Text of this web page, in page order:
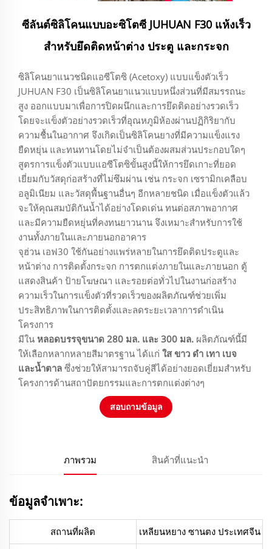
ซีลันต์ซิลิโคนแบบอะซิโตซี JUHUAN F30 แห้งเร็ว
สำหรับยึดติดหน้าต่าง ประตู และกระจก
ซิลิโคนยาแนวชนิดแอซีโตซิ (Acetoxy) แบบแข็งตัวเร็ว
JUHUAN F30 เป็นซิลิโคนยาแนวแบบหนึ่งส่วนที่มีสมรรถนะ
สูง ออกแบบมาเพื่อการปิดผนึกและการยึดติดอย่างรวดเร็ว
โดยจะแข็งตัวอย่างรวดเร็วที่อุณหภูมิห้องผ่านปฏิกิริยากับ
ความชื้นในอากาศ จึงเกิดเป็นซิลิโคนยางที่มีความแข็งแรง
ยืดหยุ่น และทนทานโดยไม่จำเป็นต้องผสมส่วนประกอบใดๆ
สูตรการแข็งตัวแบบแอซีโตซิขั้นสูงนี้ให้การยึดเกาะที่ยอด
เยี่ยมกับวัสดุก่อสร้างที่ไม่ซึมผ่าน เช่น กระจก เซรามิกเคลือบ
อลูมิเนียม และวัสดุพื้นฐานอื่นๆ อีกหลายชนิด เมื่อแข็งตัวแล้ว
จะให้คุณสมบัติกันน้ำได้อย่างโดดเด่น ทนต่อสภาพอากาศ
และมีความยืดหยุ่นที่คงทนยาวนาน จึงเหมาะสำหรับการใช้
งานทั้งภายในและภายนอกอาคาร
จุฮ่วน เอฟ30 ใช้กันอย่างแพร่หลายในการยึดติดประตูและ
หน้าต่าง การติดตั้งกระจก การตกแต่งภายในและภายนอก ตู้
แสดงสินค้า ป้ายโฆษณา และรอยต่อทั่วไปในงานก่อสร้าง
ความเร็วในการแข็งตัวที่รวดเร็วของผลิตภัณฑ์ช่วยเพิ่ม
ประสิทธิภาพในการติดตั้งและลดระยะเวลาการดำเนิน
โครงการ
มีใน หลอดบรรจุขนาด 280 มล. และ 300 มล. ผลิตภัณฑ์นี้มี
ให้เลือกหลากหลายสีมาตรฐาน ได้แก่ ใส ขาว ดำ เทา เบจ
และน้ำตาล ซึ่งช่วยให้สามารถจับคู่สีได้อย่างยอดเยี่ยมสำหรับ
โครงการด้านสถาปัตยกรรมและการตกแต่งต่างๆ
สอบถามข้อมูล
ภาพรวม สินค้าที่แนะนำ
ข้อมูลจำเพาะ:
สถานที่ผลิต
เหลียนหยาง ซานตง ประเทศจีน